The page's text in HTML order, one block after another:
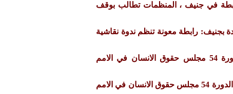
في جنيف ، المنظمات تطالب بوقف
بجنيف: رابطة معونة تنظم ندوة نقاشية
احاطة الرابطة في الدورة 54 مجلس حقوق الانسان في الامم
احاطة لممثلة الرابطة في الدورة 54 مجلس حقوق الانسان في الامم